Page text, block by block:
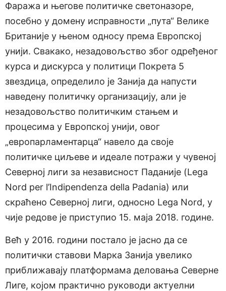
Фаража и његове политичке светоназоре,
посебно у домену исправности „пута“ Велике
Британије у њеном односу према Европској
унији. Свакако, незадовољство због одређеног
курса и дискурса у политици Покрета 5
звездица, определило је Занија да напусти
наведену политичку организацију, али је
незадовољство политичким стањем и
процесима у Европској унији, овог
„европарламентарца“ навело да своје
политичке циљеве и идеале потражи у чувеној
Северној лиги за независност Паданије (Lega
Nord per l’Indipendenza della Padania) или
скраћено Северној лиги, односно Lega Nord, у
чије редове је приступио 15. маја 2018. године.
Већ у 2016. години постало је јасно да се
политички ставови Марка Занија увелико
приближавају платформама деловања Северне
Лиге, којом практично руководи актуелни